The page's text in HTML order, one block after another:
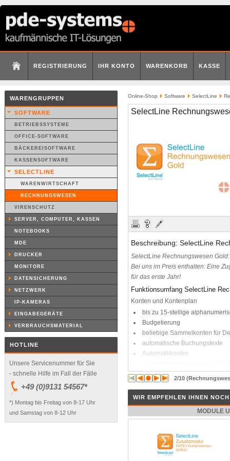
REGISTRIERUNG IHR KONTO WARENKORB KASSE
WARENGRUPPEN
SOFTWARE
BETRIEBSSYSTEME
OFFICE-SOFTWARE
BÄCKEREISOFTWARE
KASSENSOFTWARE
SELECTLINE
WARENWIRTSCHAFT
RECHNUNGSWESEN
VIRENSCHUTZ
SERVER, COMPUTER, KASSEN
NOTEBOOKS
MDE
DRUCKER
MONITORE
DATENSICHERUNG
NETZWERK
IP-KAMERAS
EINGABEGERÄTE
VERBRAUCHSMATERIAL
HOTLINE
Unsere Servicenummer für Sie
- schnelle Hilfe im Fall der Fälle
+49 (0)9131 54567*
*) Montag bis Freitag von 8-17 Uhr
und Samstag von 8-12 Uhr
Online-Shop Software SelectLine
SelectLine
Beschreibung: SelectLine
SelectLine Rechnungswesen
Bei uns im Preis enthalten: Eine
für das erste Jahr!
Funktionsumfang SelectLine
Konten und Kontenplan
bis zu 15-stellige
Budgetierung
beliebige Sammelkonten für
automatische Buchungstexte
Automatikkonten
Kontenänderungsassistent
Buchungen
Einfach- und Sammelbelege
vordefinierten Geschäftsvorfällen
automatische Steuer-, Skonto-
Such- und Filterfunktionen
Buchungsstapel für
2/10
WIR EMPFEHLEN IHNEN
MODULE